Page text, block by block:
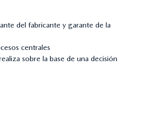
del fabricante y garante de la
centrales
sobre la base de una decisión